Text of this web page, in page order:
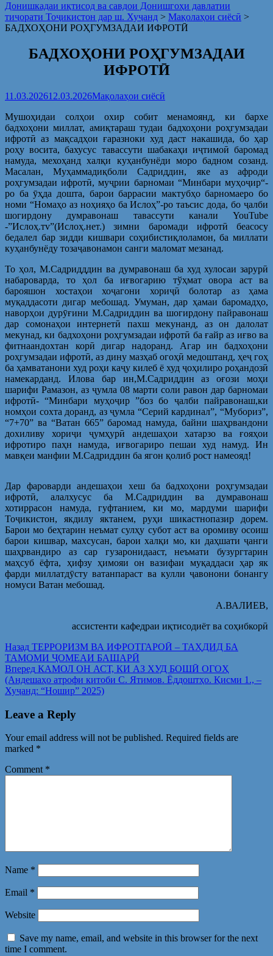
Донишкадаи иқтисод ва савдои Донишгоҳи давлатии
тиҷорати Тоҷикистон дар ш. Хуҷанд > Мақолаҳои сиёсӣ >
БАДХОҲОНИ РОҲГУМЗАДАИ ИФРОТӢ
БАДХОҲОНИ РОҲГУМЗАДАИ
ИФРОТӢ
11.03.202612.03.2026Мақолаҳои сиёсӣ
Мушоҳидаи солҳои охир собит менамоянд, ки бархе
бадхоҳони миллат, амиқтараш тудаи бадхоҳони роҳгумзадаи
ифротӣ аз мақсадҳои ғаразноки худ даст накашида, бо ҳар
роҳу восита, бахусус тавассути шабакаҳи иҷтимоӣ баромад
намуда, мехоҳанд халқи куҳанбунёди моро бадном созанд.
Масалан, Муҳаммадиқболи Садриддин, яке аз афроди
роҳгумзадаи ифротӣ, муҷрии барномаи “Минбари муҳоҷир“-
ро ба ӯҳда дошта, барои баррасии мактубҳо барномаеро бо
номи “Номаҳо аз ноҳияҳо ба Ислоҳ”-ро таъсис дода, бо ҷалби
шогирдону думравонаш тавассути канали YouTube
-”Ислоҳ.тv”(Ислоҳ.нет.) зимни баромади ифротӣ беасосу
бедалел бар зидди кишвари соҳибистиқлоламон, ба миллати
куҳанбунёду тозаҷавонамон санги маломат мезанад.
То ҳол, М.Садридддин ва думравонаш ба худ хулосаи зарурӣ
набароварда, то ҳол ба иғвогарию тўҳмат овора аст ва
барояшон хостаҳои хоҷагони хориҷӣ болотар аз ҳама
муқаддасоти дигар мебошад. Умуман, дар ҳамаи баромадҳо,
наворҳои дурӯғини М.Садриддин ва шогирдону пайравонаш
дар сомонаҳои интернетӣ пахш мекунанд, аз он далолат
мекунад, ки бадхоҳони роҳгумзадаи ифротӣ ба ғайр аз иғво ва
фитнаандохтан корӣ дигар надоранд. Агар ин бадхоҳони
роҳгумзадаи ифротӣ, аз дину мазҳаб огоҳӣ медоштанд, ҳеҷ гоҳ
ба ҳамватанони худ роҳи каҷу килеб ё худ ҷоҳилиро роҳандозӣ
намекарданд. Илова бар ин,М.Садриддин аз оғози моҳи
шарифи Рамазон, аз ҷумла 08 марти соли равон дар барномаи
ифротӣ- “Минбари муҳоҷир ”боз бо ҷалби пайравонаш,ки
номҳои сохта доранд, аз ҷумла “Серий кардинал”, “Мубориз”,
“7+70” ва “Ватан 665” баромад намуда, байни шаҳрвандони
дохиливу хориҷи ҷумҳурӣ андешаҳои хатарзо ва ғояҳои
ифротиро паҳн намуда, иғвогариро пешаи худ намуд. Ин
мавқеи манфии М.Садриддин ба ягон қолиб рост намеояд!
Дар фароварди андешаҳои хеш ба бадхоҳони роҳгумзадаи
ифротӣ, алалхусус ба М.Садриддин ва думравонаш
хотиррасон намуда, гуфтанием, ки мо, мардуми шарифи
Тоҷикистон, якдилу яктанем, руҳи шикастнопазир дорем.
Барои мо беҳтарин неъмат сулҳу субот аст ва оромиву осоиш
барои кишвар, махсусан, барои халқи мо, ки даҳшати ҷанги
шаҳрвандиро аз сар гузаронидааст, неъмати бузургтарин
маҳсуб ёфта, ҳифзу ҳимояи он вазифаи муқаддаси ҳар як
фарди миллатдӯсту ватанпараст ва кулли ҷавонони бонангу
номуси Ватан мебошад.
А.ВАЛИЕВ,
ассистенти кафедраи иқтисодиёт ва соҳибкорӣ
Post
navigation
Назад Предыдущая
запись:
ТЕРРОРИЗМ ВА ИФРОТГАРОӢ – ТАҲДИД БА
ТАМОМИ ҶОМЕАИ БАШАРӢ
Вперед Следующая
запись:
КАМОЛ ОН АСТ, КИ АЗ ХУД БОШӢ ОГОҲ
(Андешаҳо атрофи китоби С. Ятимов. Ёддоштҳо. Қисми 1., –
Хуҷанд: “Ношир” 2025)
Leave a Reply
Your email address will not be published. Required fields are
marked *
Comment *
Name *
Email *
Website
Save my name, email, and website in this browser for the next
time I comment.